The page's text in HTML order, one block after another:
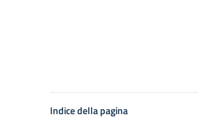
Indice della pagina